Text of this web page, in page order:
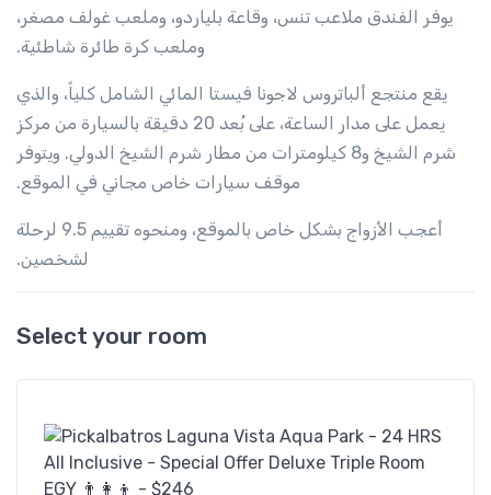
يوفر الفندق ملاعب تنس، وقاعة بلياردو، وملعب غولف مصغر،
وملعب كرة طائرة شاطئية.
يقع منتجع ألباتروس لاجونا فيستا المائي الشامل كلياً، والذي
يعمل على مدار الساعة، على بُعد 20 دقيقة بالسيارة من مركز
شرم الشيخ و8 كيلومترات من مطار شرم الشيخ الدولي. ويتوفر
موقف سيارات خاص مجاني في الموقع.
أعجب الأزواج بشكل خاص بالموقع، ومنحوه تقييم 9.5 لرحلة
لشخصين.
Select your room